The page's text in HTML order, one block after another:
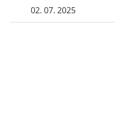
02. 07. 2025